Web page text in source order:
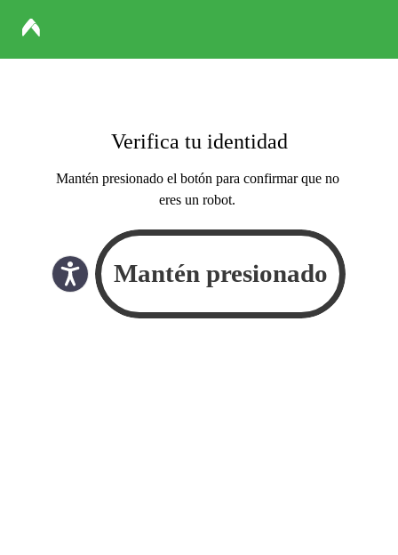
Verifica tu identidad
Mantén presionado el botón para confirmar que no
eres un robot.